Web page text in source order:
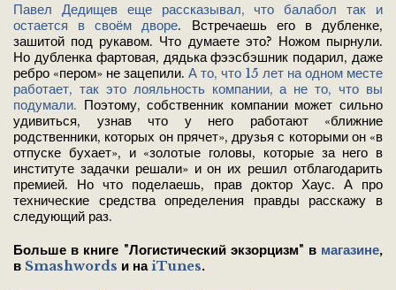
Павел Дедищев еще рассказывал, что балабол так и
остается в своём дворе. Встречаешь его в дубленке,
зашитой под рукавом. Что думаете это? Ножом пырнули.
Но дубленка фартовая, дядька фээсбэшник подарил, даже
ребро «пером» не зацепили. А то, что 15 лет на одном месте
работает, так это лояльность компании, а не то, что вы
подумали. Поэтому, собственник компании может сильно
удивиться, узнав что у него работают «ближние
родственники, которых он прячет», друзья с которыми он «в
отпуске бухает», и «золотые головы, которые за него в
институте задачки решали» и он их решил отблагодарить
премией. Но что поделаешь, прав доктор Хаус. А про
технические средства определения правды расскажу в
следующий раз.
Больше в книге "Логистический экзорцизм" в магазине,
в Smashwords и наiTunes.